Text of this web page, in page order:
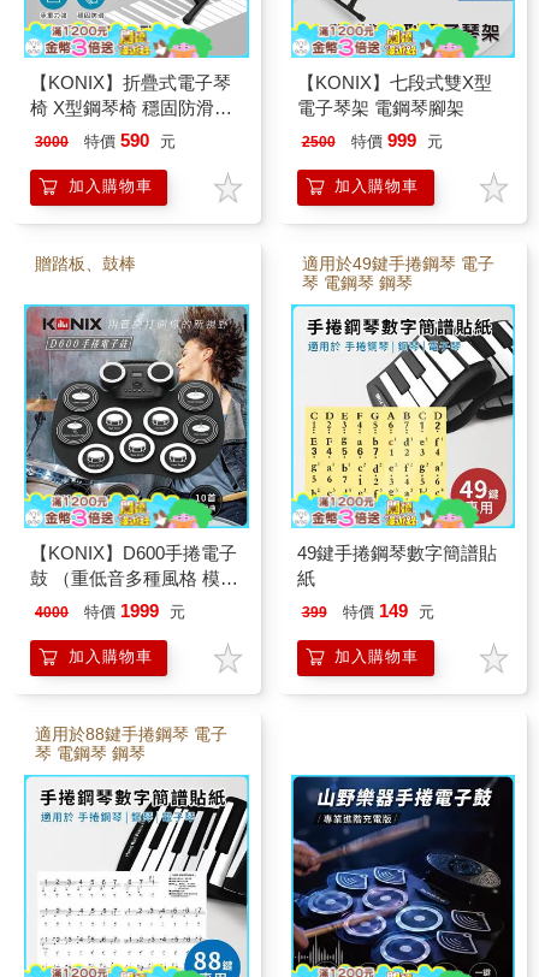
【KONIX】折疊式電子琴
椅 X型鋼琴椅 穩固防滑底
座
3000 特價 590 元
加入購物車
【KONIX】七段式雙X型
電子琴架 電鋼琴腳架
2500 特價 999 元
加入購物車
贈踏板、鼓棒
【KONIX】D600手捲電子
鼓 （重低音多種風格 模擬
舞台更真實）
4000 特價 1999 元
加入購物車
適用於49鍵手捲鋼琴 電子
琴 電鋼琴 鋼琴
49鍵手捲鋼琴數字簡譜貼
紙
399 特價 149 元
加入購物車
適用於88鍵手捲鋼琴 電子
琴 電鋼琴 鋼琴